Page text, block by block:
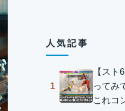
人気記事
1
【スト
ってみ
これコ